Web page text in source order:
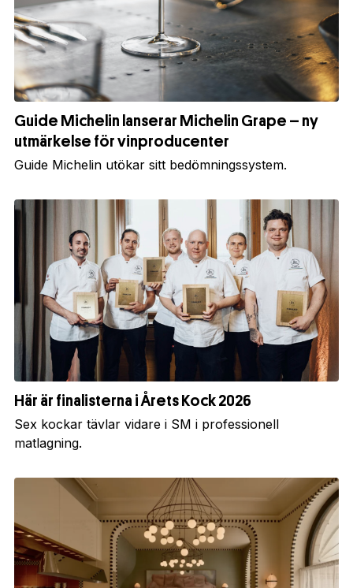
Guide Michelin lanserar Michelin Grape – ny
utmärkelse för vinproducenter
Guide Michelin utökar sitt bedömningssystem.
Här är finalisterna i Årets Kock 2026
Sex kockar tävlar vidare i SM i professionell
matlagning.